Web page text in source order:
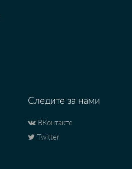
Следите за нами
ВКонтакте
Twitter